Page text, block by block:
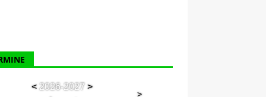
< 2026-2027>
>